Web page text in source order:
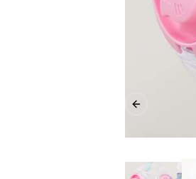
Previous slide